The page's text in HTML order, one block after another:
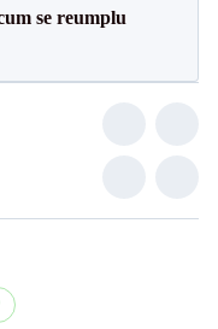
se reumplu